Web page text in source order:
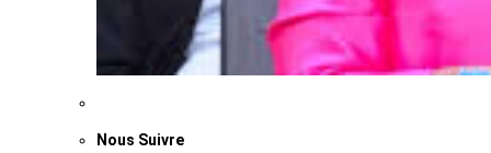
Nous Suivre